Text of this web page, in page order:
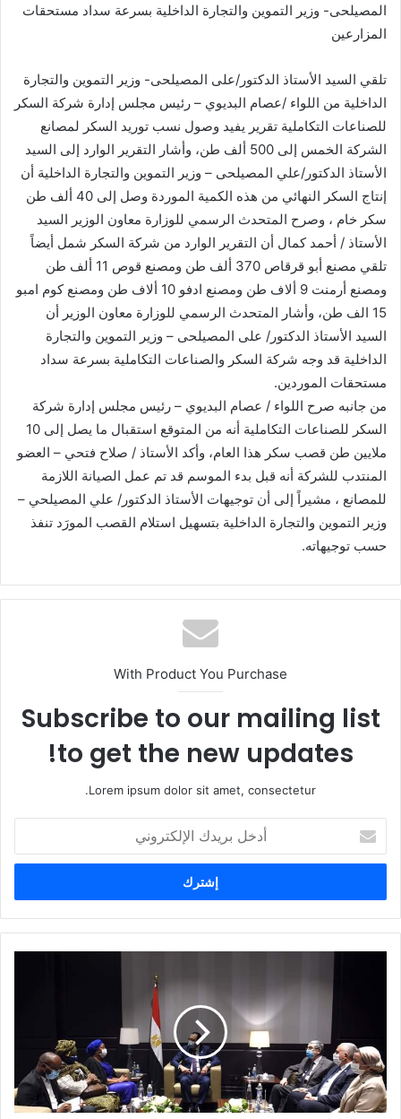
المصيلحى- وزير التموين والتجارة الداخلية بسرعة سداد مستحقات
المزارعين ‏
تلقي السيد الأستاذ الدكتور/على المصيلحى- وزير التموين والتجارة
الداخلية من ‏اللواء /عصام البديوي – رئيس مجلس إدارة شركة السكر
للصناعات التكاملية ‏تقرير يفيد وصول نسب توريد السكر لمصانع
الشركة الخمس إلى 500 ألف طن، ‏وأشار التقرير الوارد إلى السيد
الأستاذ الدكتور/علي المصيلحى – وزير التموين ‏والتجارة الداخلية أن
إنتاج السكر النهائي من هذه الكمية الموردة وصل إلى 40 ‏ألف طن
سكر خام ، وصرح المتحدث الرسمي للوزارة معاون الوزير السيد
الأستاذ ‏‏/ أحمد كمال أن التقرير الوارد من شركة السكر شمل أيضاً
تلقي مصنع أبو قرقاص ‏‏370 ألف طن ومصنع قوص 11 ألف طن
ومصنع أرمنت 9 ألاف طن ومصنع ‏ادفو 10 ألاف طن ومصنع كوم امبو
15 الف طن، وأشار المتحدث الرسمي ‏للوزارة معاون الوزير أن
السيد الأستاذ الدكتور/ على المصيلحى – وزير التموين ‏والتجارة
الداخلية قد وجه شركة السكر والصناعات التكاملية بسرعة سداد
‏مستحقات الموردين.‏
من جانبه صرح اللواء / عصام البديوي – رئيس مجلس إدارة شركة
السكر ‏للصناعات التكاملية أنه من المتوقع استقبال ما يصل إلى 10
ملايين طن قصب ‏سكر هذا العام، وأكد الأستاذ / صلاح فتحي – العضو
المنتدب للشركة أنه قبل بدء ‏الموسم قد تم عمل الصيانة اللازمة
للمصانع ، مشيراً إلى أن توجيهات الأستاذ ‏الدكتور/ علي المصيلحي –
وزير التموين والتجارة الداخلية بتسهيل استلام القصب ‏المورَد تنفذ
حسب توجيهاته.‏
With Product You Purchase
Subscribe to our mailing list
to get the new updates!
Lorem ipsum dolor sit amet, consectetur.
خ
ب
ر
ك
ت
ر